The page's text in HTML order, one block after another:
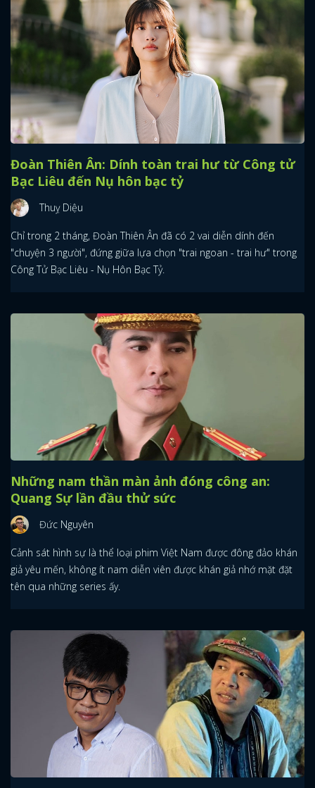
Đoàn Thiên Ân: Dính toàn trai hư từ Công tử
Bạc Liêu đến Nụ hôn bạc tỷ
Thuỵ Diệu
Chỉ trong 2 tháng, Đoàn Thiên Ân đã có 2 vai diễn dính đến
"chuyện 3 người", đứng giữa lựa chọn "trai ngoan - trai hư" trong
Công Tử Bạc Liêu - Nụ Hôn Bạc Tỷ.
Những nam thần màn ảnh đóng công an:
Quang Sự lần đầu thử sức
Đức Nguyên
Cảnh sát hình sự là thể loại phim Việt Nam được đông đảo khán
giả yêu mến, không ít nam diễn viên được khán giả nhớ mặt đặt
tên qua những series ấy.